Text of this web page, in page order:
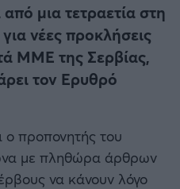
μια τετραετία στη
νέες προκλήσεις
ΜΜΕ της Σερβίας,
τον Ερυθρό
ο προπονητής του
με πληθώρα άρθρων
να κάνουν λόγο